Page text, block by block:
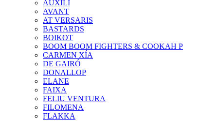
AUXILI
AVANT
AT VERSARIS
BASTARDS
BOIKOT
BOOM BOOM FIGHTERS & COOKAH P
CARMEN XÍA
DE GAIRÓ
DONALLOP
ELANE
FAIXA
FELIU VENTURA
FILOMENA
FLAKKA